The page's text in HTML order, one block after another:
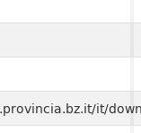
it/